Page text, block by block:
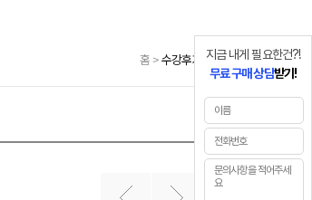
홈 >수강후기
지금 내게 필요한건?!
무료 구매 상담받기!